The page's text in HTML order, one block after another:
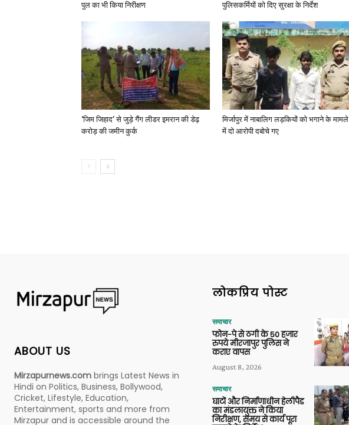
पुल का भी किया निरीक्षण
पुलिसकर्मियों को दिए सुरक्षा के निर्देश
‘जिम जिहाद’ से जुड़े गैंग लीडर इमरान की डेढ़
करोड़ की जमीन कुर्क
मिर्जापुर में नाबालिग लड़कियों को भगाने के मामले
में दो आरोपी दबोचे गए
ABOUT US
Mirzapurnews.com brings Latest News in
Hindi on Politics, Business, Bollywood,
Cricket, Lifestyle, Education,
Entertainment, sports and more from
Mirzapur and is accessible around the
लोकप्रिय पोस्ट
समाचार
फोन-पे से ठगी के 50 हजार
रुपये मीरजापुर पुलिस ने
कराए वापस
August 8, 2026
समाचार
घाटों और निर्माणाधीन हेलीपैड
का मंडलायुक्त ने किया
निरीक्षण, समय से कार्य पूरा